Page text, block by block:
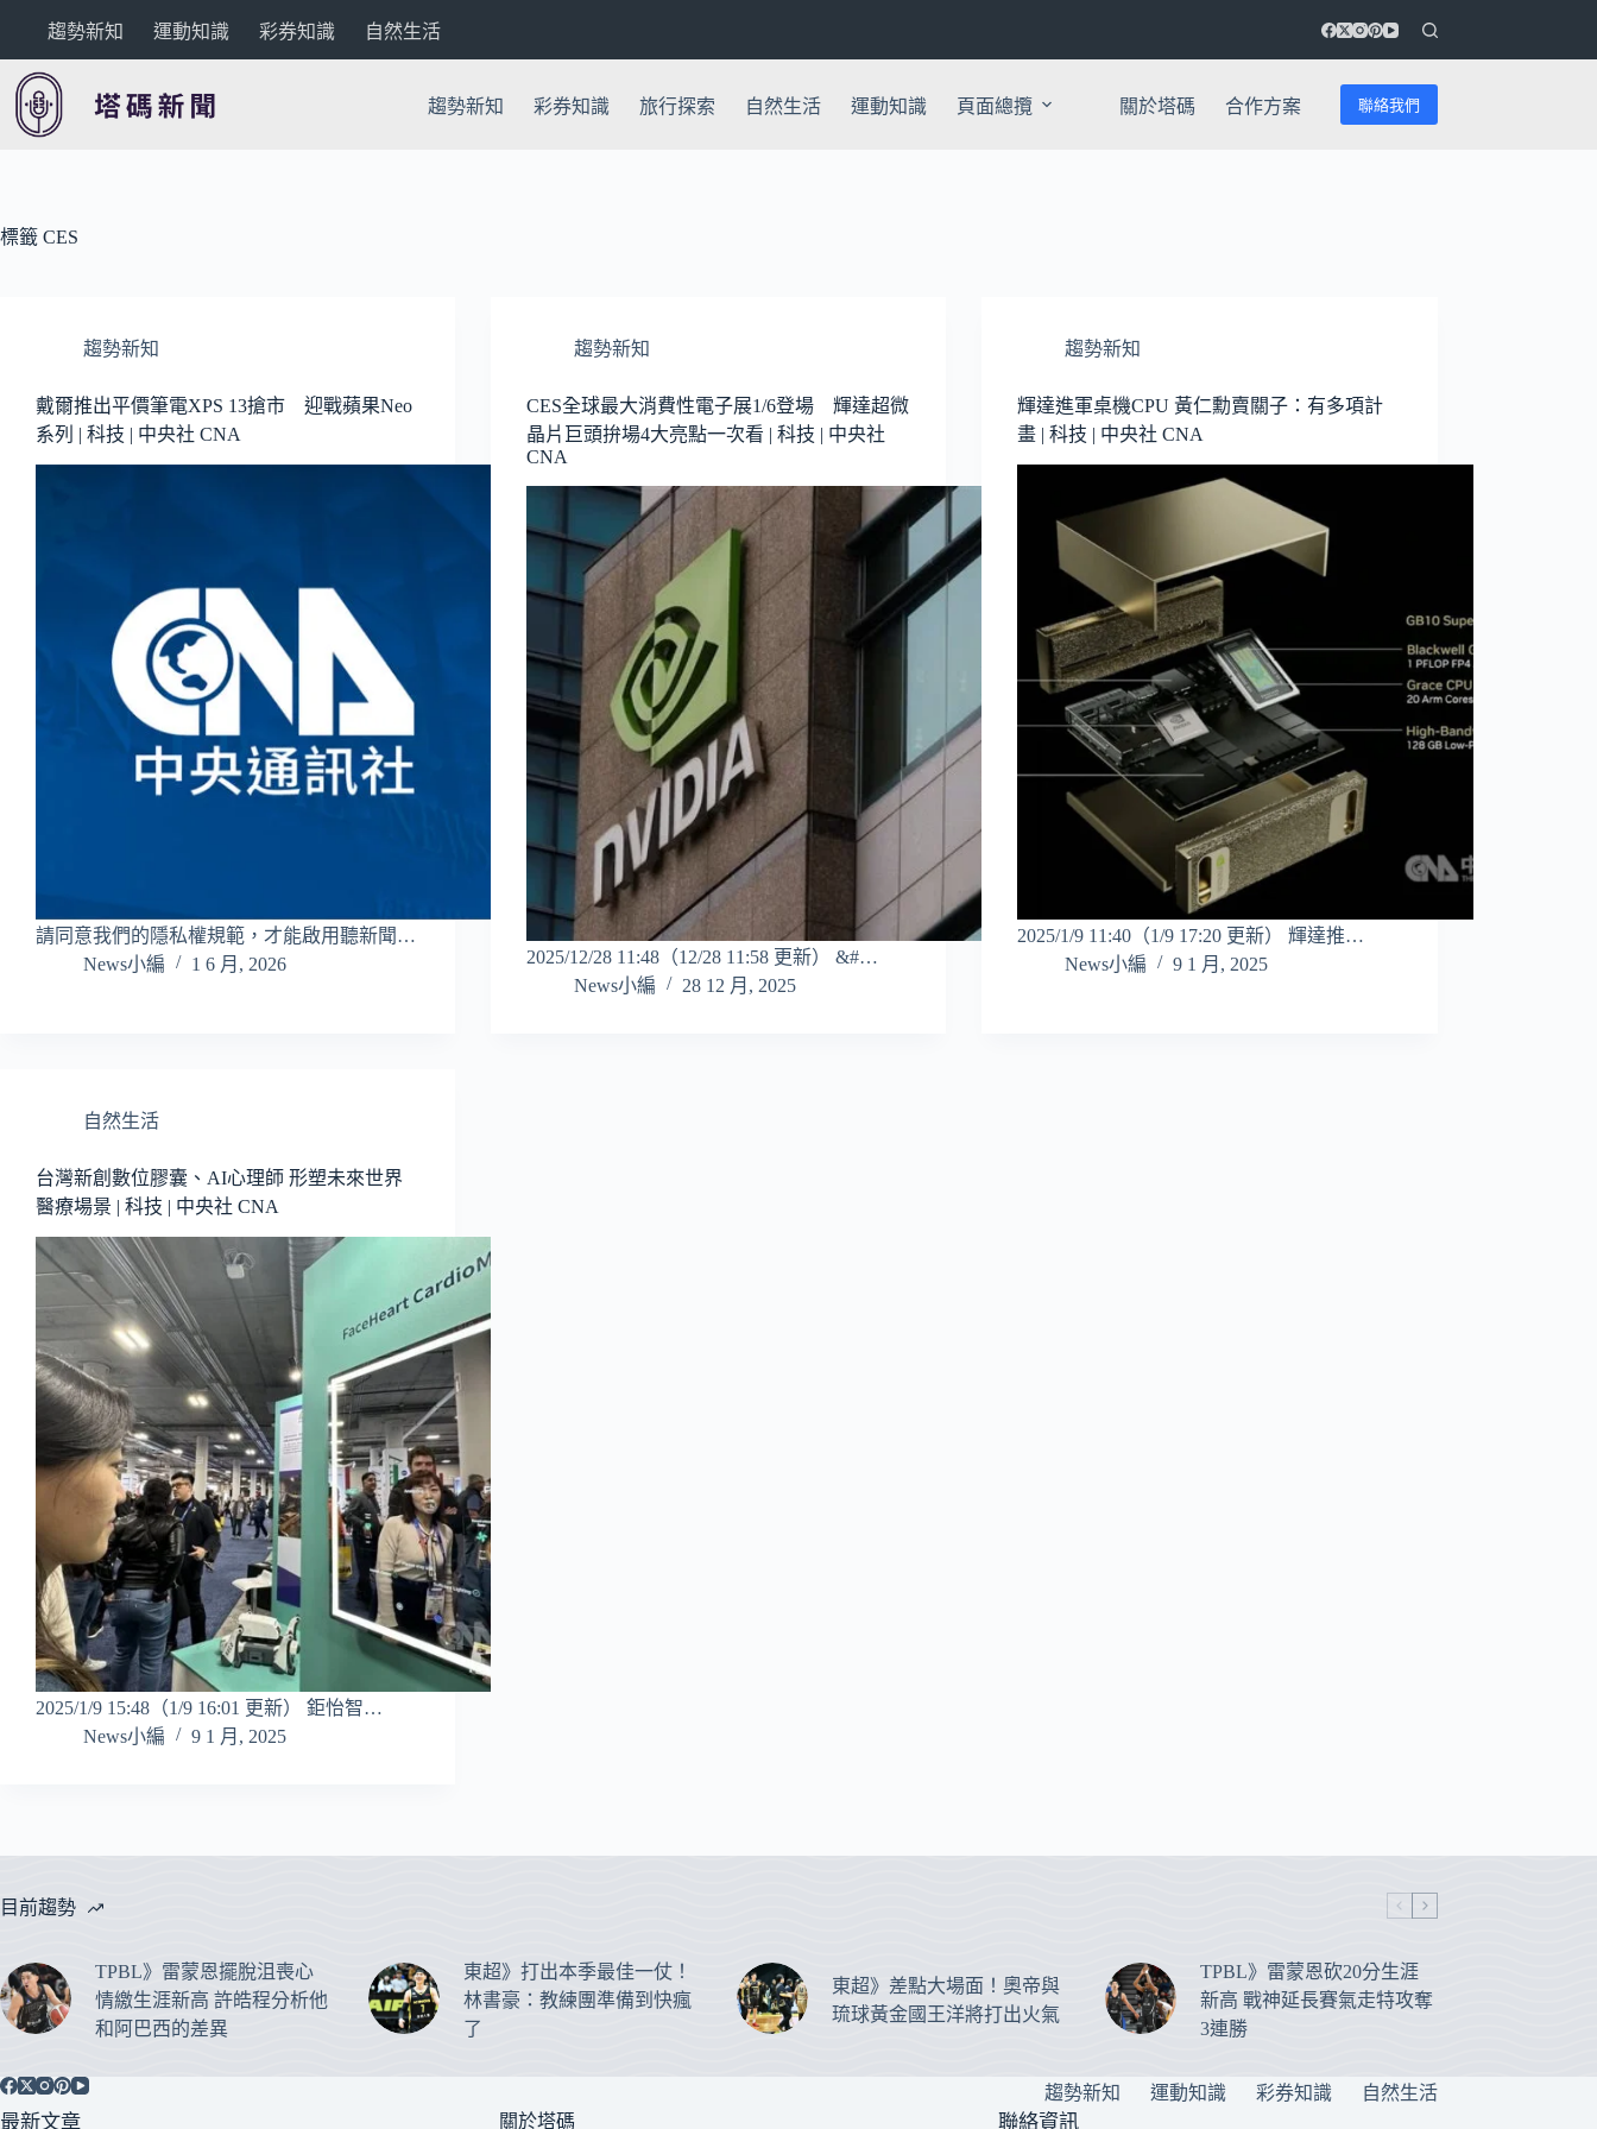
要
內
趨勢新知 運動知識 彩券知識 自然生活
趨勢新知 彩券知識 旅行探索 自然生活 運動知識 頁面總攬 關於塔碼 合作方案 聯絡我們
標籤 CES
趨勢新知
戴爾推出平價筆電XPS 13搶市 迎戰蘋果Neo
系列 | 科技 | 中央社 CNA
請同意我們的隱私權規範，才能啟用聽新聞…
News小編
1 6 月, 2026
趨勢新知
CES全球最大消費性電子展1/6登場 輝達超微
晶片巨頭拚場4大亮點一次看 | 科技 | 中央社
CNA
2025/12/28 11:48（12/28 11:58 更新） &#…
News小編
28 12 月, 2025
趨勢新知
輝達進軍桌機CPU 黃仁勳賣關子：有多項計
畫 | 科技 | 中央社 CNA
2025/1/9 11:40（1/9 17:20 更新） 輝達推…
News小編
9 1 月, 2025
自然生活
台灣新創數位膠囊、AI心理師 形塑未來世界
醫療場景 | 科技 | 中央社 CNA
2025/1/9 15:48（1/9 16:01 更新） 鉅怡智…
News小編
9 1 月, 2025
目前趨勢
TPBL》雷蒙恩擺脫沮喪心
情繳生涯新高 許皓程分析他
和阿巴西的差異
東超》打出本季最佳一仗！
林書豪：教練團準備到快瘋
了
東超》差點大場面！奧帝與
琉球黃金國王洋將打出火氣
TPBL》雷蒙恩砍20分生涯
新高 戰神延長賽氣走特攻奪
3連勝
趨勢新知 運動知識 彩券知識 自然生活
最新文章 關於塔碼 聯絡資訊